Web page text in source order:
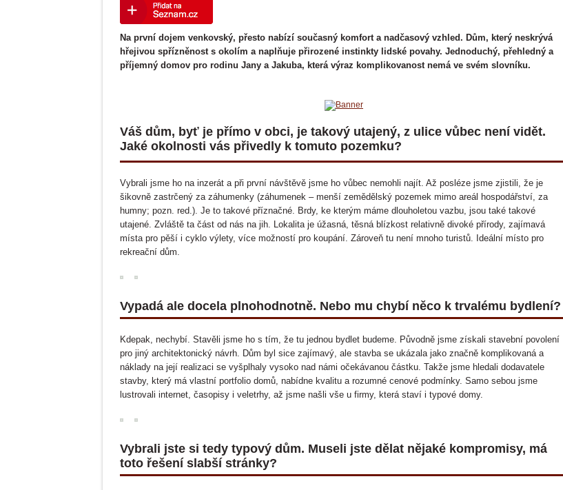
Radíme
Ostatní
ČASTÉ DOTAZY
V PRODEJI OD 4. LISTOPAD
Na první dojem venkovský, přesto nabízí současný komfort a nadčasový vzhled. Dům, který neskrývá
hřejivou spřízněnost s okolím a naplňuje přirozené instinkty lidské povahy. Jednoduchý, přehledný a
příjemný domov pro rodinu Jany a Jakuba, která výraz komplikovanost nemá ve svém slovníku.
Váš dům, byť je přímo v obci, je takový utajený, z ulice vůbec není vidět.
Jaké okolnosti vás přivedly k tomuto pozemku?
Vybrali jsme ho na inzerát a při první návštěvě jsme ho vůbec nemohli najít. Až posléze jsme zjistili, že je
šikovně zastrčený za záhumenky (záhumenek – menší zemědělský pozemek mimo areál hospodářství, za
humny; pozn. red.). Je to takové příznačné. Brdy, ke kterým máme dlouholetou vazbu, jsou také takové
utajené. Zvláště ta část od nás na jih. Lokalita je úžasná, těsná blízkost relativně divoké přírody, zajímavá
místa pro pěší i cyklo výlety, více možností pro koupání. Zároveň tu není mnoho turistů. Ideální místo pro
rekreační dům.
Vypadá ale docela plnohodnotně. Nebo mu chybí něco k trvalému bydlení?
Kdepak, nechybí. Stavěli jsme ho s tím, že tu jednou bydlet budeme. Původně jsme získali stavební povolení
pro jiný architektonický návrh. Dům byl sice zajímavý, ale stavba se ukázala jako značně komplikovaná a
náklady na její realizaci se vyšplhaly vysoko nad námi očekávanou částku. Takže jsme hledali dodavatele
stavby, který má vlastní portfolio domů, nabídne kvalitu a rozumné cenové podmínky. Samo sebou jsme
lustrovali internet, časopisy i veletrhy, až jsme našli vše u firmy, která staví i typové domy.
Vybrali jste si tedy typový dům. Museli jste dělat nějaké kompromisy, má
toto řešení slabší stránky?